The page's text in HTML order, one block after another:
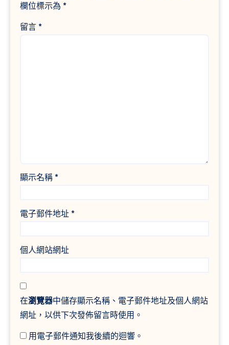
欄位標示為 *
留言 *
顯示名稱 *
電子郵件地址 *
個人網站網址
在瀏覽器中儲存顯示名稱、電子郵件地址及個人網站
網址，以供下次發佈留言時使用。
用電子郵件通知我後續的迴響。